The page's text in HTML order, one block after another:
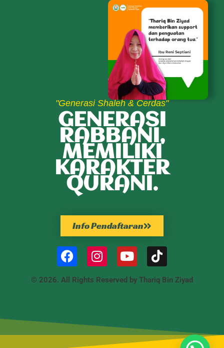
"Generasi Shaleh & Cerdas"
GENERASI
RABBANI,
MEMILIKI
KARAKTER
QURANI.
Info Pendaftaran
© 2026. All Rights Reserved by Thariq Bin Ziyad